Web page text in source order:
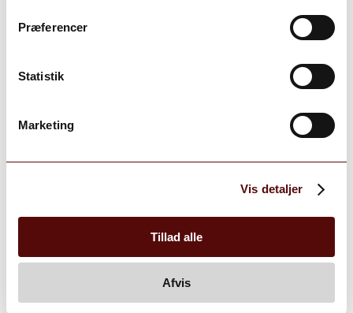
Præferencer
Statistik
Marketing
Vis detaljer
Tillad alle
Afvis